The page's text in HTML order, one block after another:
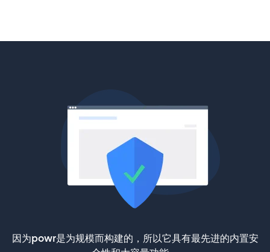
因为powr是为规模而构建的，所以它具有最先进的内置安